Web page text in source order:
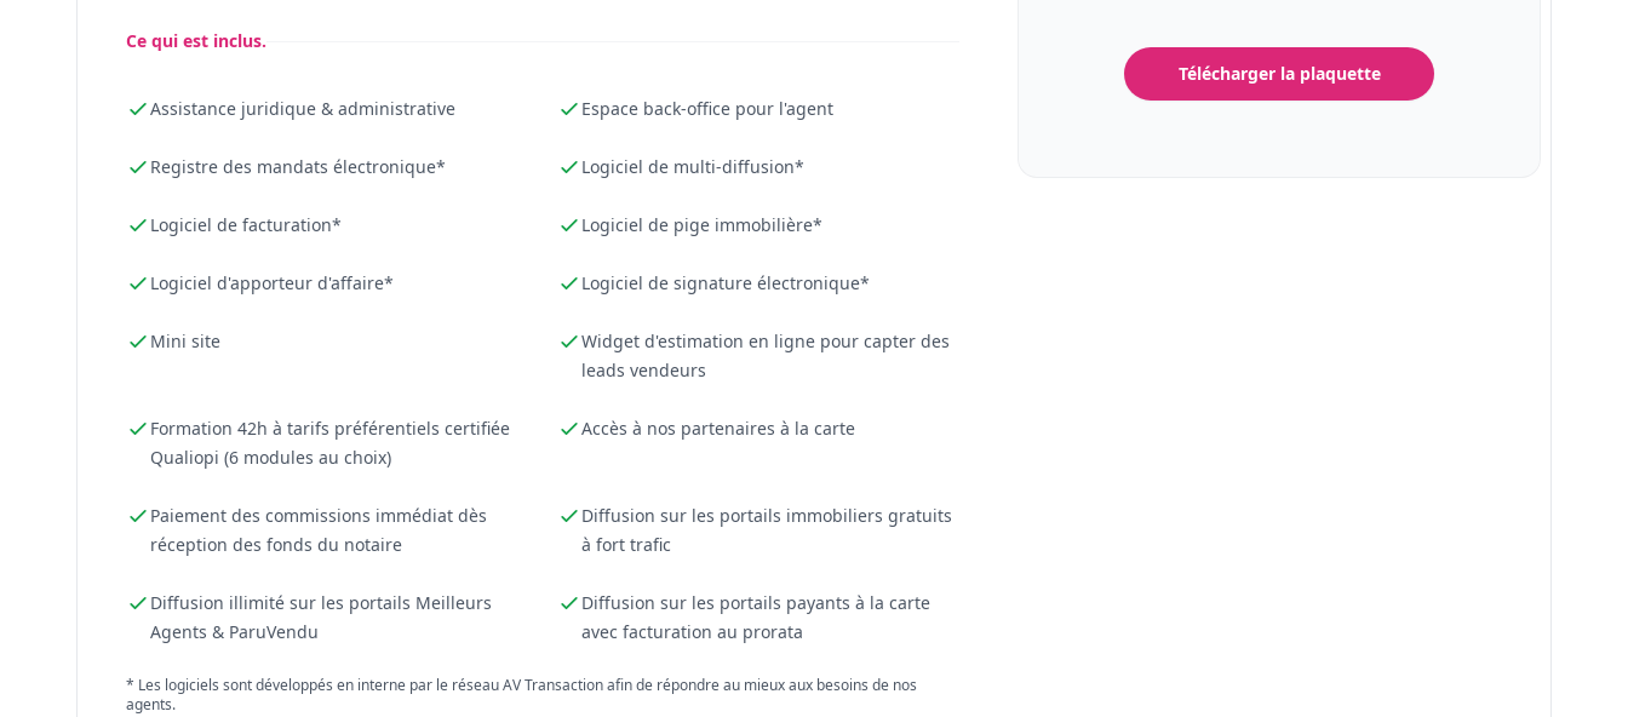
Ce qui est inclus.
Assistance juridique & administrative Espace back-office pour l'agent
Registre des mandats électronique* Logiciel de multi-diffusion*
Logiciel de facturation* Logiciel de pige immobilière*
Logiciel d'apporteur d'affaire* Logiciel de signature électronique*
Mini site
Widget d'estimation en ligne pour capter des
leads vendeurs
Formation 42h à tarifs préférentiels certifiée
Qualiopi (6 modules au choix)
Accès à nos partenaires à la carte
Paiement des commissions immédiat dès
réception des fonds du notaire
Diffusion sur les portails immobiliers gratuits
à fort trafic
Diffusion illimité sur les portails Meilleurs
Agents & ParuVendu
Diffusion sur les portails payants à la carte
avec facturation au prorata
* Les logiciels sont développés en interne par le réseau AV Transaction afin de répondre au mieux aux besoins de nos
agents.
Télécharger la plaquette